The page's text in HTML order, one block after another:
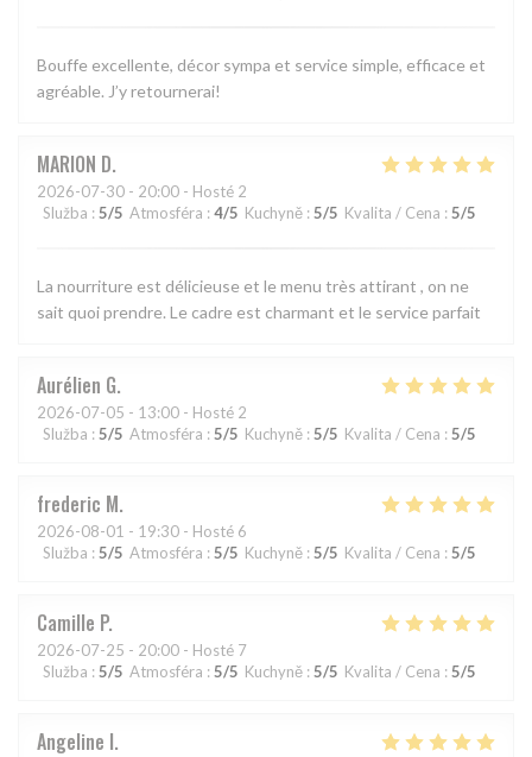
Bouffe excellente, décor sympa et service simple, efficace et
agréable. J’y retournerai!
MARION D
2026-07-30 - 20:00 - Hosté 2
Služba : 5/5 Atmosféra : 4/5 Kuchyně : 5/5 Kvalita / Cena : 5/5
La nourriture est délicieuse et le menu très attirant , on ne
sait quoi prendre. Le cadre est charmant et le service parfait
Aurélien G
2026-07-05 - 13:00 - Hosté 2
Služba : 5/5 Atmosféra : 5/5 Kuchyně : 5/5 Kvalita / Cena : 5/5
frederic M
2026-08-01 - 19:30 - Hosté 6
Služba : 5/5 Atmosféra : 5/5 Kuchyně : 5/5 Kvalita / Cena : 5/5
Camille P
2026-07-25 - 20:00 - Hosté 7
Služba : 5/5 Atmosféra : 5/5 Kuchyně : 5/5 Kvalita / Cena : 5/5
Angeline I